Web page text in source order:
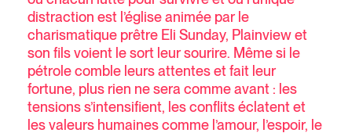
distraction est l’église animée par le
charismatique prêtre Eli Sunday, Plainview et
son fils voient le sort leur sourire. Même si le
pétrole comble leurs attentes et fait leur
fortune, plus rien ne sera comme avant : les
tensions s’intensifient, les conflits éclatent et
les valeurs humaines comme l’amour, l’espoir, le